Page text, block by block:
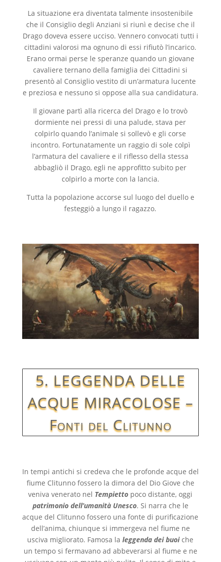
La situazione era diventata talmente insostenibile
che il Consiglio degli Anziani si riunì e decise che il
Drago doveva essere ucciso. Vennero convocati tutti i
cittadini valorosi ma ognuno di essi rifiutò l’incarico.
Erano ormai perse le speranze quando un giovane
cavaliere ternano della famiglia dei Cittadini si
presentò al Consiglio vestito di un’armatura lucente
e preziosa e nessuno si oppose alla sua candidatura.
Il giovane partì alla ricerca del Drago e lo trovò
dormiente nei pressi di una palude, stava per
colpirlo quando l’animale si sollevò e gli corse
incontro. Fortunatamente un raggio di sole colpì
l’armatura del cavaliere e il riflesso della stessa
abbagliò il Drago, egli ne approfitto subito per
colpirlo a morte con la lancia.
Tutta la popolazione accorse sul luogo del duello e
festeggiò a lungo il ragazzo.
5. LEGGENDA DELLE
ACQUE MIRACOLOSE –
Fonti del Clitunno
In tempi antichi si credeva che le profonde acque del
fiume Clitunno fossero la dimora del Dio Giove che
veniva venerato nel Tempietto poco distante, oggi
patrimonio dell’umanità Unesco. Si narra che le
acque del Clitunno fossero una fonte di purificazione
dell’anima, chiunque si immergeva nel fiume ne
usciva migliorato. Famosa laleggenda dei buoiche
un tempo si fermavano ad abbeverarsi al fiume e ne